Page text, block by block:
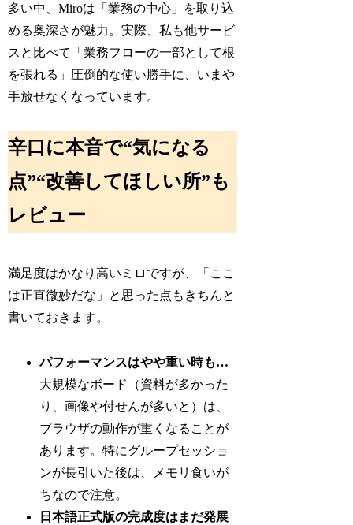
多い中、Miroは「業務の中心」を取り込
める奥深さが魅力。実際、私も他サービ
スと比べて「業務フローの一部として根
を張れる」圧倒的な使い勝手に、いまや
手放せなくなっています。
辛口に本音で“気になる
点”“改善してほしい所”も
レビュー
満足度はかなり高いミロですが、「ここ
は正直微妙だな」と思った点もきちんと
書いておきます。
パフォーマンスはやや重い時も…
大規模なボード（資料が多かった
り、画像や付せんが多いと）は、
ブラウザの動作が重くなることが
あります。特にグループセッショ
ンが長引いた後は、メモリ食いが
ちなので注意。
日本語正式版の完成度はまだ発展